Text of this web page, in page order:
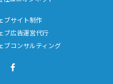
ブサイト制作
ブ広告運営代行
ブコンサルティング